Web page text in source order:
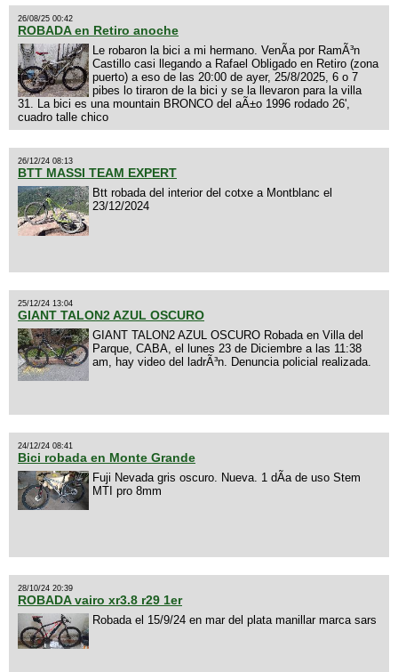
26/08/25 00:42
ROBADA en Retiro anoche
Le robaron la bici a mi hermano. VenÃ­a por RamÃ³n
Castillo casi llegando a Rafael Obligado en Retiro (zona
puerto) a eso de las 20:00 de ayer, 25/8/2025, 6 o 7
pibes lo tiraron de la bici y se la llevaron para la villa
31. La bici es una mountain BRONCO del aÃ±o 1996 rodado 26',
cuadro talle chico
26/12/24 08:13
BTT MASSI TEAM EXPERT
Btt robada del interior del cotxe a Montblanc el
23/12/2024
25/12/24 13:04
GIANT TALON2 AZUL OSCURO
GIANT TALON2 AZUL OSCURO Robada en Villa del
Parque, CABA, el lunes 23 de Diciembre a las 11:38
am, hay video del ladrÃ³n. Denuncia policial realizada.
24/12/24 08:41
Bici robada en Monte Grande
Fuji Nevada gris oscuro. Nueva. 1 dÃ­a de uso Stem
MTI pro 8mm
28/10/24 20:39
ROBADA vairo xr3.8 r29 1er
Robada el 15/9/24 en mar del plata manillar marca sars